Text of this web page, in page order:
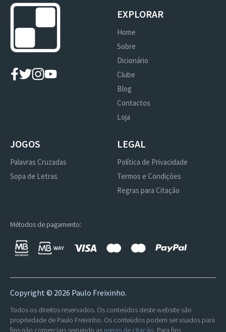
EXPLORAR
Home
Sobre
Dicionário
Clube
Blog
Contactos
Loja
JOGOS
Palavras Cruzadas
Sopa de Letras
LEGAL
Política de Privacidade
Termos e Condições
Regras para Citação
Métodos de pagamento:
Copyright © 2026 Paulo Freixinho.
Todos os direitos reservados. Os conteúdos deste website são
propriedade de Paulo Freixinho. Os conteúdos podem ser usados para
fins não comerciais seguindo as regras de citação. Para fins